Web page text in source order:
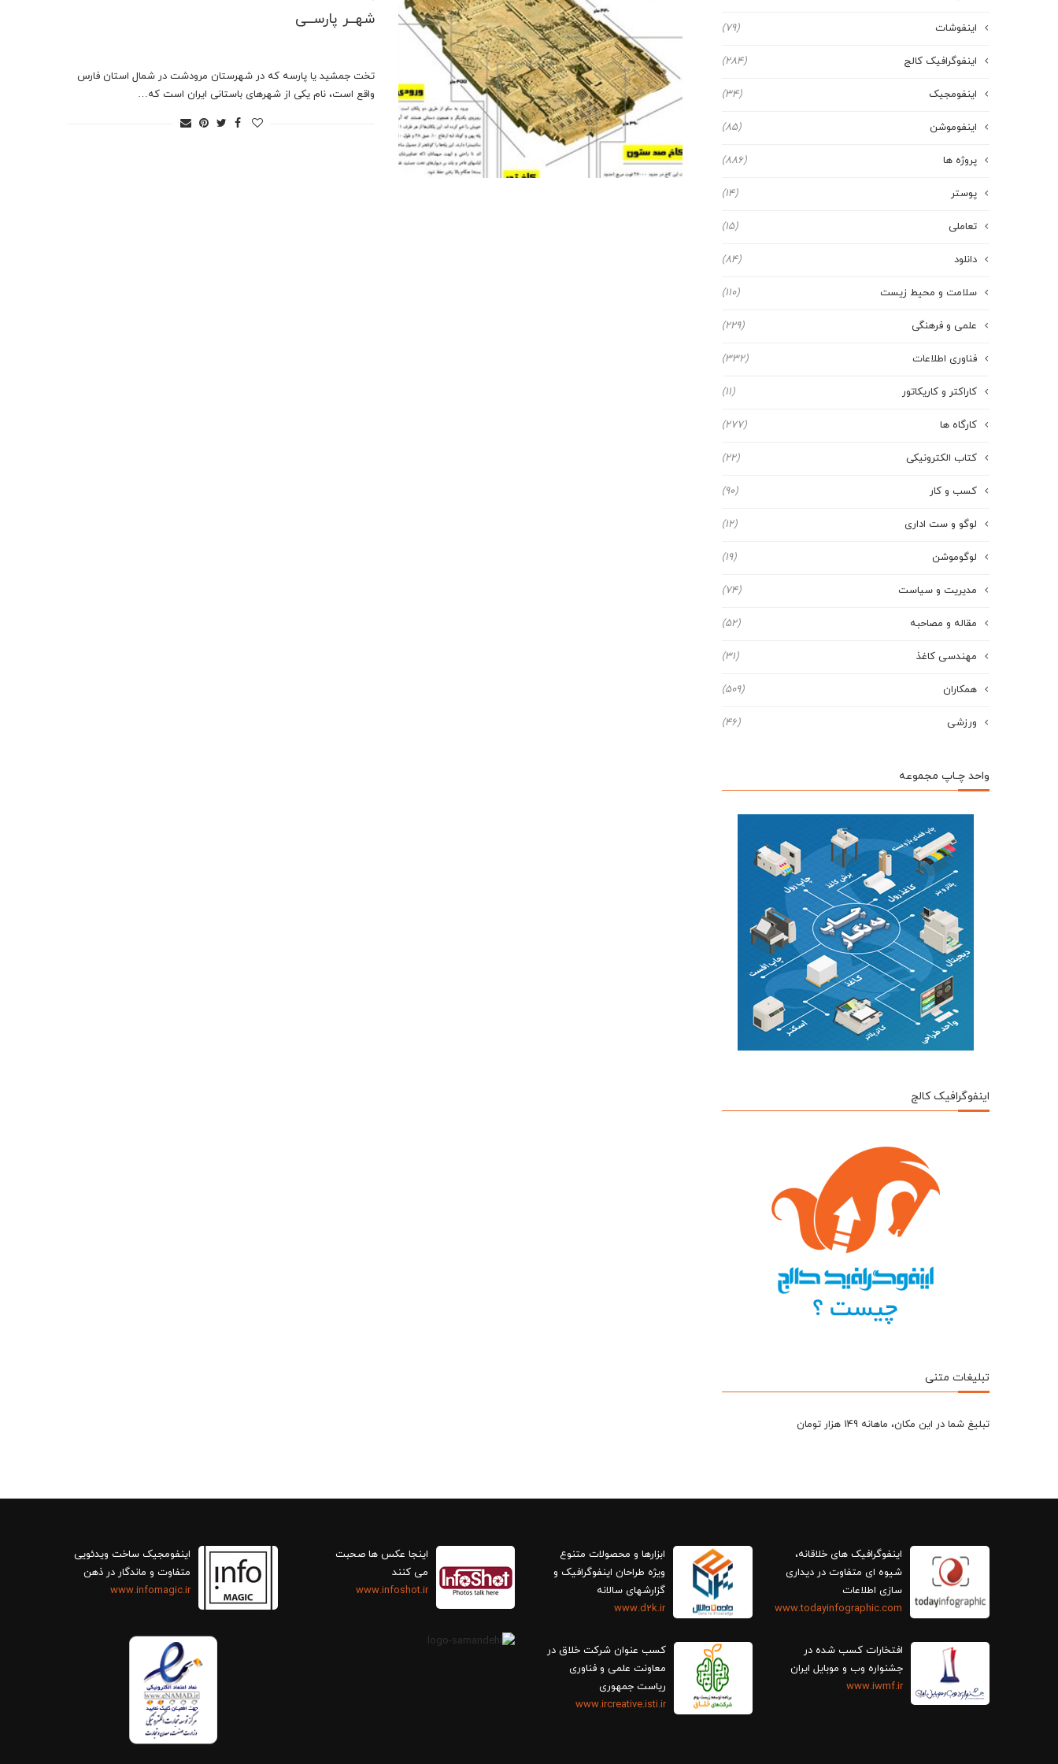
شهــر پارســی
تخت جمشید یا پارسه که در شهرستان مرودشت در شمال استان فارس
واقع است، نام یکی از شهرهای باستانی ایران است که…
اینفوشات (79)
اینفوگرافیک کالج (284)
اینفومجیک (34)
اینفوموشن (85)
پروژه ها (886)
پوستر (14)
تعاملی (15)
دانلود (84)
سلامت و محیط زیست (110)
علمی و فرهنگی (229)
فناوری اطلاعات (332)
کاراکتر و کاریکاتور (11)
کارگاه ها (277)
کتاب الکترونیکی (22)
کسب و کار (90)
لوگو و ست اداری (12)
لوگوموشن (19)
مدیریت و سیاست (74)
مقاله و مصاحبه (52)
مهندسی کاغذ (31)
همکاران (509)
ورزشی (46)
واحد چـاپ مجموعه
اینفوگرافیک کالج
تبلیغات متنی
تبلیغ شما در این مکان، ماهانه 149 هزار تومان
اینفوگرافیک های خلاقانه،
سازی اطلاعات
www.todayinfographic.com
افتخارات کسب شده در
جشنواره وب و موبایل ایران
www.iwmf.ir
ابزارها و محصولات متنوع
ویژه طراحان اینفوگرافیک و
گزارش‎های سالانه
www.d2k.ir
کسب عنوان شرکت خلاق در
معاونت علمی و فناوری
ریاست جمهوری
www.ircreative.isti.ir
اینجا عکس ها صحبت
می کنند
www.infoshot.ir
اینفومجیک ساخت ویدئویی
متفاوت و ماندگار در ذهن
www.infomagic.ir